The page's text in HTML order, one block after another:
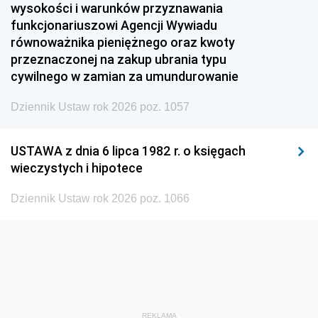
1951 1950
1948 1947
1945 1944 1939
1938 1937 1936
1935 1934
1929 1928 1927
wysokości i warunków przyznawania
funkcjonariuszowi Agencji Wywiadu
równoważnika pieniężnego oraz kwoty
przeznaczonej na zakup ubrania typu
cywilnego w zamian za umundurowanie
Dziennik Ustaw rok 2026 poz. 1057
USTAWA z dnia 6 lipca 1982 r. o księgach
wieczystych i hipotece
Dziennik Ustaw rok 2026 poz. 1066
REKLAMA